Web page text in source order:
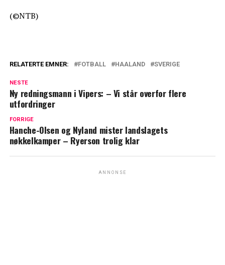
(©NTB)
RELATERTE EMNER: FOTBALL HAALAND SVERIGE
NESTE
Ny redningsmann i Vipers: – Vi står overfor flere
utfordringer
FORRIGE
Hanche-Olsen og Nyland mister landslagets
nøkkelkamper – Ryerson trolig klar
ANNONSE